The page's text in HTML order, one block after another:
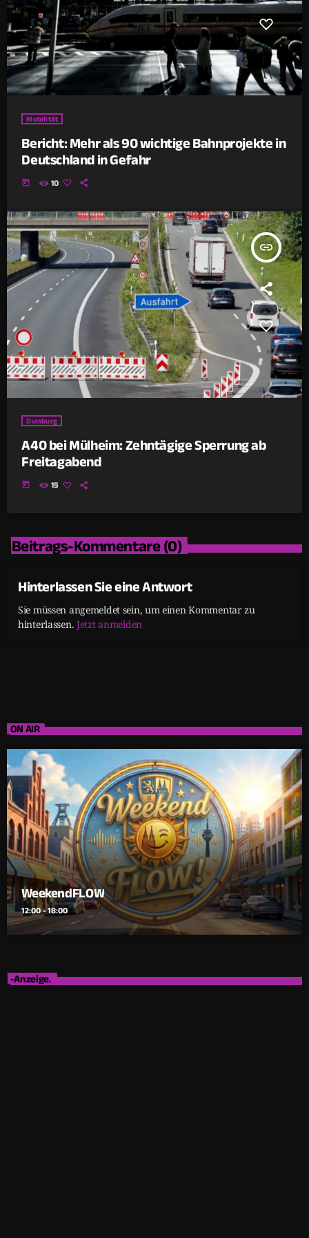
Mobilität
Bericht: Mehr als 90 wichtige Bahnprojekte in
Deutschland in Gefahr
today 10
insert_link
Duisburg
A40 bei Mülheim: Zehntägige Sperrung ab
Freitagabend
today 15
Beitrags-Kommentare (0)
Hinterlassen Sie eine Antwort
Sie müssen angemeldet sein, um einen Kommentar zu
hinterlassen. Jetzt anmelden
ON AIR
WeekendFLOW
12:00 - 18:00
-Anzeige.